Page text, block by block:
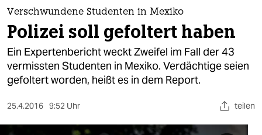
themen
politik
öko
gesellschaft
Verschwundene Studenten in Mexiko
Polizei soll gefoltert haben
Ein Expertenbericht weckt Zweifel im Fall der 43
vermissten Studenten in Mexiko. Verdächtige seien
gefoltert worden, heißt es in dem Report.
25.4.2016 9:52 Uhr teilen